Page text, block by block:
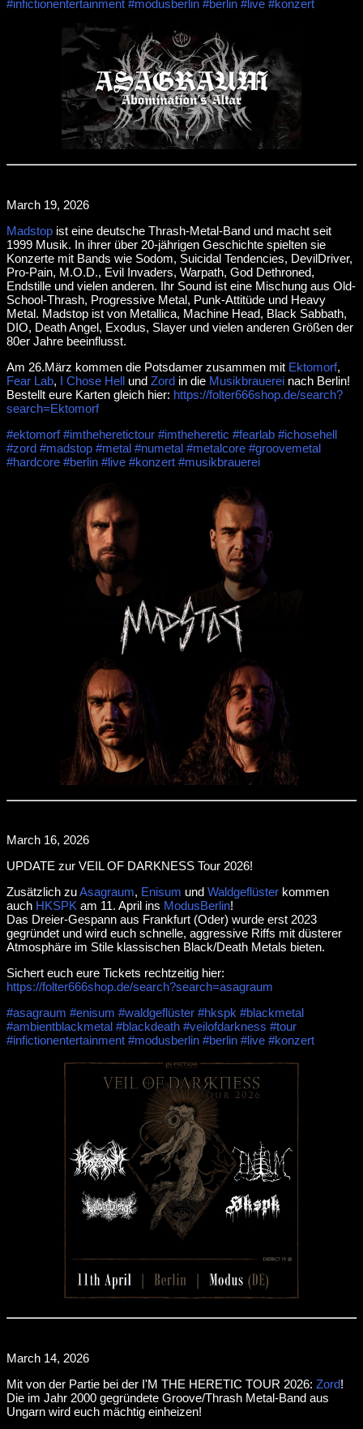
#infictionentertainment #modusberlin #berlin #live #konzert
March 19, 2026
Madstop ist eine deutsche Thrash-Metal-Band und macht seit
1999 Musik. In ihrer über 20-jährigen Geschichte spielten sie
Konzerte mit Bands wie Sodom, Suicidal Tendencies, DevilDriver,
Pro-Pain, M.O.D., Evil Invaders, Warpath, God Dethroned,
Endstille und vielen anderen. Ihr Sound ist eine Mischung aus Old-
School-Thrash, Progressive Metal, Punk-Attitüde und Heavy
Metal. Madstop ist von Metallica, Machine Head, Black Sabbath,
DIO, Death Angel, Exodus, Slayer und vielen anderen Größen der
80er Jahre beeinflusst.
Am 26.März kommen die Potsdamer zusammen mit Ektomorf,
Fear Lab, I Chose Hell und Zord in die Musikbrauerei nach Berlin!
Bestellt eure Karten gleich hier: https://folter666shop.de/search?
search=Ektomorf
#ektomorf #imtheheretictour #imtheheretic #fearlab #ichosehell
#zord #madstop #metal #numetal #metalcore #groovemetal
#hardcore #berlin #live #konzert #musikbrauerei
March 16, 2026
UPDATE zur VEIL OF DARKNESS Tour 2026!
Zusätzlich zuAsagraum, Enisum und Waldgeflüster kommen
auch HKSPK am 11. April ins ModusBerlin!
Das Dreier-Gespann aus Frankfurt (Oder) wurde erst 2023
gegründet und wird euch schnelle, aggressive Riffs mit düsterer
Atmosphäre im Stile klassischen Black/Death Metals bieten.
Sichert euch eure Tickets rechtzeitig hier:
https://folter666shop.de/search?search=asagraum
#asagraum #enisum #waldgeflüster #hkspk #blackmetal
#ambientblackmetal #blackdeath #veilofdarkness #tour
#infictionentertainment #modusberlin #berlin #live #konzert
March 14, 2026
Mit von der Partie bei der I'M THE HERETIC TOUR 2026: Zord!
Die im Jahr 2000 gegründete Groove/Thrash Metal-Band aus
Ungarn wird euch mächtig einheizen!